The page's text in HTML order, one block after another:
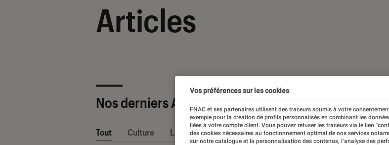
Articles
Nos derniers Articles
Tout Culture La Claque Fnac Nos conseils Pop Culture Tech
Vos préférences sur les cookies
FNAC et ses partenaires utilisent des traceurs soumis à votre
exemple pour la création de profils personnalisés en combinant les
liées à votre compte client. Vous pouvez refuser les traceurs via le lien
des cookies nécessaires au fonctionnement optimal de nos services
sur notre catalogue et la personnalisation des contenus, l’analyse des